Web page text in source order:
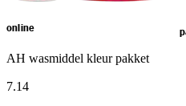
online
AH wasmiddel kleur pakket
7.14